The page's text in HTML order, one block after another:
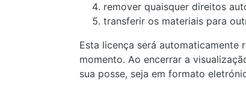
remover quaisquer direitos
transferir os materiais para
Esta licença será automaticamente
momento. Ao encerrar a
sua posse, seja em formato